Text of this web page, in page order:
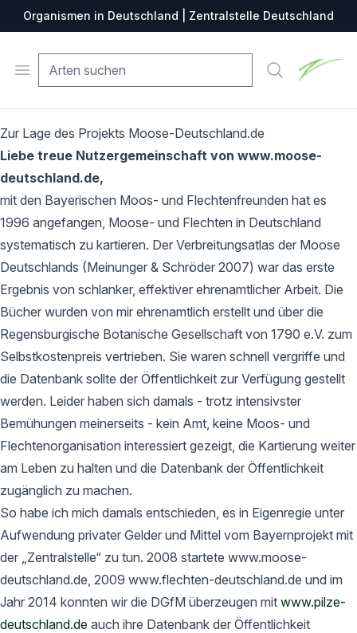
Organismen in Deutschland | Zentralstelle Deutschland
Open menu Suche
Zur Lage des Projekts Moose-Deutschland.de
Liebe treue Nutzergemeinschaft von www.moose-
deutschland.de,
mit den Bayerischen Moos- und Flechtenfreunden hat es
1996 angefangen, Moose- und Flechten in Deutschland
systematisch zu kartieren. Der Verbreitungsatlas der Moose
Deutschlands (Meinunger & Schröder 2007) war das erste
Ergebnis von schlanker, effektiver ehrenamtlicher Arbeit. Die
Bücher wurden von mir ehrenamtlich erstellt und über die
Regensburgische Botanische Gesellschaft von 1790 e.V. zum
Selbstkostenpreis vertrieben. Sie waren schnell vergriffe und
die Datenbank sollte der Öffentlichkeit zur Verfügung gestellt
werden. Leider haben sich damals - trotz intensivster
Bemühungen meinerseits - kein Amt, keine Moos- und
Flechtenorganisation interessiert gezeigt, die Kartierung weiter
am Leben zu halten und die Datenbank der Öffentlichkeit
zugänglich zu machen.
So habe ich mich damals entschieden, es in Eigenregie unter
Aufwendung privater Gelder und Mittel vom Bayernprojekt mit
der „Zentralstelle“ zu tun. 2008 startete www.moose-
deutschland.de, 2009 www.flechten-deutschland.de und im
Jahr 2014 konnten wir die DGfM überzeugen mit www.pilze-
deutschland.de auch ihre Datenbank der Öffentlichkeit